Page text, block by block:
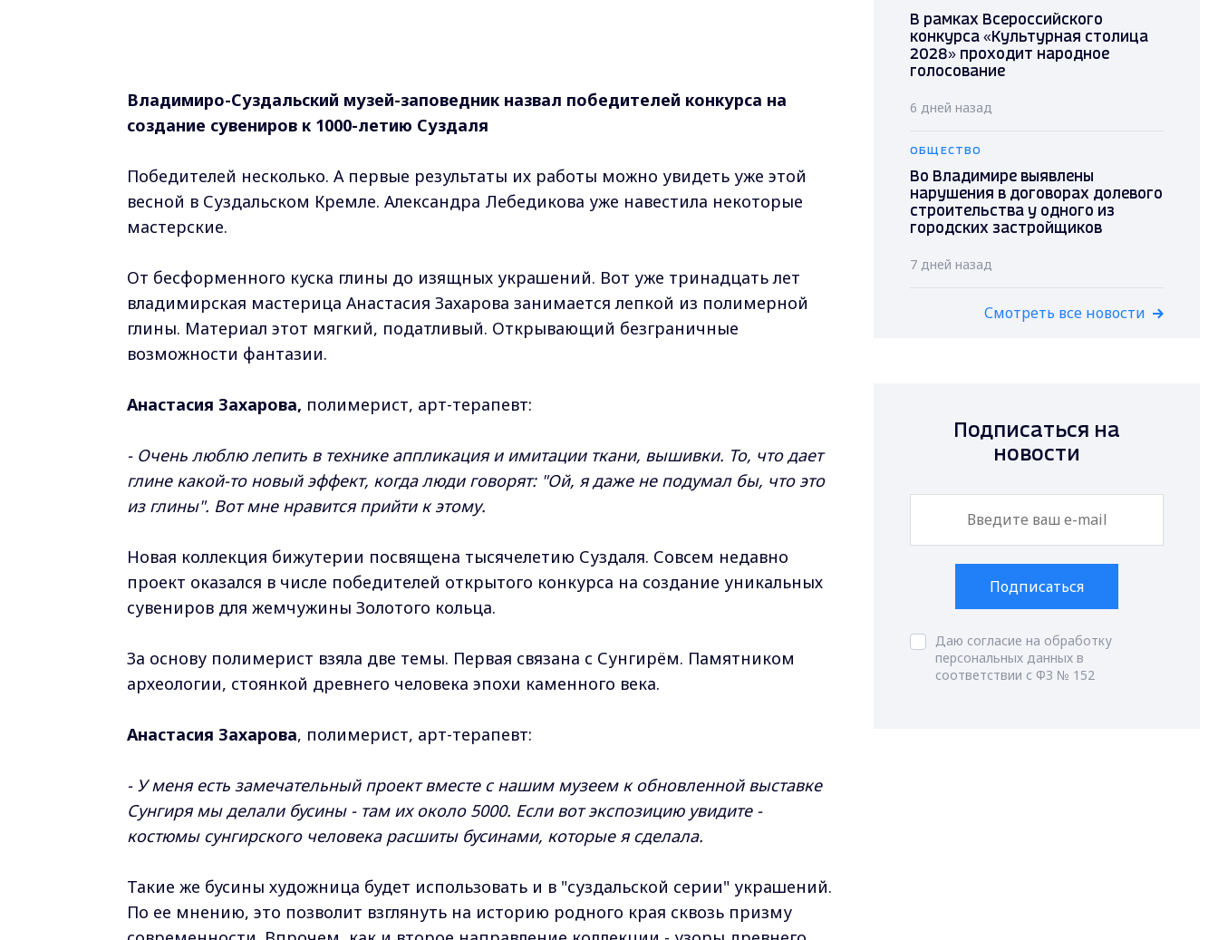
Владимиро-Суздальский музей-заповедник назвал победителей конкурса на
создание сувениров к 1000-летию Суздаля
Победителей несколько. А первые результаты их работы можно увидеть уже этой
весной в Суздальском Кремле. Александра Лебедикова уже навестила некоторые
мастерские.
От бесформенного куска глины до изящных украшений. Вот уже тринадцать лет
владимирская мастерица Анастасия Захарова занимается лепкой из полимерной
глины. Материал этот мягкий, податливый. Открывающий безграничные
возможности фантазии.
Анастасия Захарова, полимерист, арт-терапевт:
- Очень люблю лепить в технике аппликация и имитации ткани, вышивки. То, что дает
глине какой-то новый эффект, когда люди говорят: "Ой, я даже не подумал бы, что это
из глины". Вот мне нравится прийти к этому.
Новая коллекция бижутерии посвящена тысячелетию Суздаля. Совсем недавно
проект оказался в числе победителей открытого конкурса на создание уникальных
сувениров для жемчужины Золотого кольца.
За основу полимерист взяла две темы. Первая связана с Сунгирём. Памятником
археологии, стоянкой древнего человека эпохи каменного века.
Анастасия Захарова, полимерист, арт-терапевт:
- У меня есть замечательный проект вместе с нашим музеем к обновленной выставке
Сунгиря мы делали бусины - там их около 5000. Если вот экспозицию увидите -
костюмы сунгирского человека расшиты бусинами, которые я сделала.
Такие же бусины художница будет использовать и в "суздальской серии" украшений.
По ее мнению, это позволит взглянуть на историю родного края сквозь призму
В рамках Всероссийского
конкурса «Культурная столица
2028» проходит народное
голосование
6 дней назад
ОБЩЕСТВО
Во Владимире выявлены
нарушения в договорах долевого
строительства у одного из
городских застройщиков
7 дней назад
Смотреть все новости
Подписаться на
новости
Подписаться
Даю согласие на обработку
персональных данных в
соответствии с ФЗ № 152